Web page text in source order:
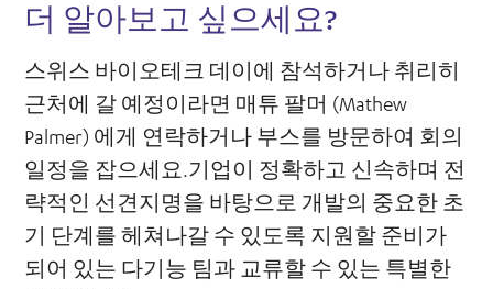
더 알아보고 싶으세요?
스위스 바이오테크 데이에 참석하거나 취리히
근처에 갈 예정이라면 매튜 팔머 (Mathew
Palmer) 에게 연락하거나 부스를 방문하여 회의
일정을 잡으세요.기업이 정확하고 신속하며 전
략적인 선견지명을 바탕으로 개발의 중요한 초
기 단계를 헤쳐나갈 수 있도록 지원할 준비가
되어 있는 다기능 팀과 교류할 수 있는 특별한